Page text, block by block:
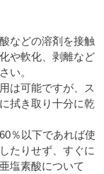
などの溶剤を接触
や軟化、剥離など
い。
は可能ですが、ス
拭き取り十分に乾
％以下であれば使
たりせず、すぐに
塩素酸について